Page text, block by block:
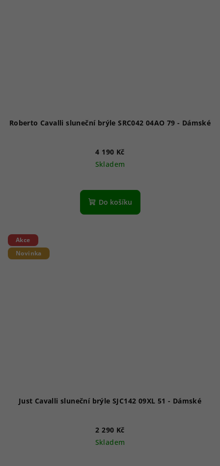
Roberto Cavalli sluneční brýle SRC042 04AO 79 - Dámské
4 190 Kč
Skladem
Do košíku
Akce
Novinka
Just Cavalli sluneční brýle SJC142 09XL 51 - Dámské
2 290 Kč
Skladem